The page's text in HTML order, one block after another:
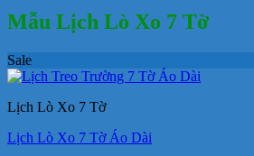
Mẫu Lịch Lò Xo 7 Tờ
Sale
Lịch Lò Xo 7 Tờ
Lịch Lò Xo 7 Tờ Áo Dài